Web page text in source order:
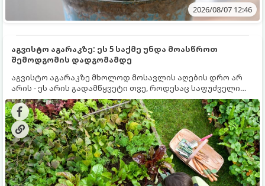
2026/08/07 12:46
აგვისტო აგარაკზე: ეს 5 საქმე უნდა მოასწროთ
შემოდგომის დადგომამდე
აგვისტო აგარაკზე მხოლოდ მოსავლის აღების დრო არ
არის - ეს არის გადამწყვეტი თვე, როდესაც საფუძველი
ეყრება მომავალი წლის მოსავალს და ბაღი მზადდება
შემოდგომა-ზამთრის სეზონისთვის. იმისათვის, რომ
ნიადაგმა ენერგია აღიდგინოს, ხოლო მცენარეებმა
ზამთარს გაუძლონ, აგვისტოს ბოლომდე 5
მნიშვნელოვანი საქმის გაკეთება უნდა მოასწროთ: